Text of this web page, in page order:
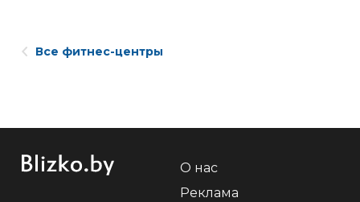
Все фитнес-центры
О нас
Реклама